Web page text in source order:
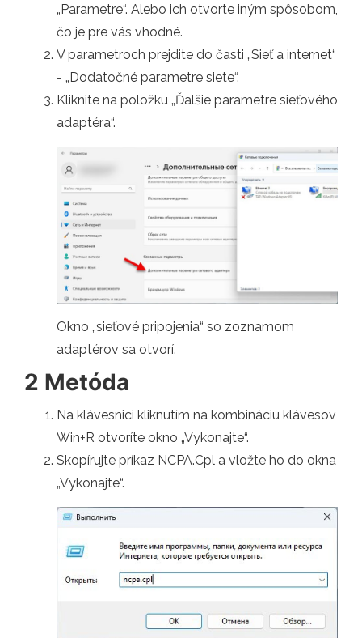
„Parametre“. Alebo ich otvorte iným spôsobom,
čo je pre vás vhodné.
V parametroch prejdite do časti „Sieť a internet“
- „Dodatočné parametre siete“.
Kliknite na položku „Ďalšie parametre sieťového
adaptéra“.
Okno „sieťové pripojenia“ so zoznamom
adaptérov sa otvorí.
2 Metóda
Na klávesnici kliknutím na kombináciu klávesov
Win+R otvoríte okno „Vykonajte“.
Skopírujte príkaz NCPA.Cpl a vložte ho do okna
„Vykonajte“.